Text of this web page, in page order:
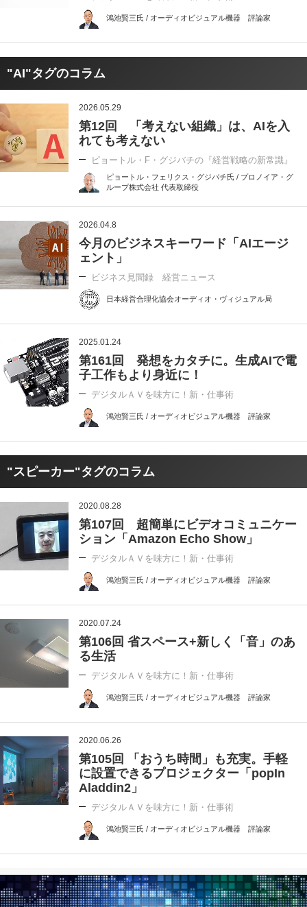
鴻池賢三氏 / オーディオビジュアル機器 評論家
"AI"タグのコラム
2026.05.29
第12回 「考えない組織」は、AIを入
れても考えない
ピョートル・F・グジバチの『経営戦略の新常識』
ピョートル・フェリクス・グジバチ氏 / プロノイア・グ
ループ株式会社 代表取締役
2026.04.8
今月のビジネスキーワード「AIエージ
ェント」
ビジネス見聞録 経営ニュース
日本経営合理化協会オーディオ・ヴィジュアル局
2025.01.24
第161回 発想をカタチに。生成AIで電
子工作もより身近に！
デジタルＡＶを味方に！新・仕事術
鴻池賢三氏 / オーディオビジュアル機器 評論家
"スピーカー"タグのコラム
2020.08.28
第107回 超簡単にビデオコミュニケー
ション「Amazon Echo Show」
デジタルＡＶを味方に！新・仕事術
鴻池賢三氏 / オーディオビジュアル機器 評論家
2020.07.24
第106回 省スペース+新しく「音」のあ
る生活
デジタルＡＶを味方に！新・仕事術
鴻池賢三氏 / オーディオビジュアル機器 評論家
2020.06.26
第105回 「おうち時間」も充実。手軽
に設置できるプロジェクター「popIn
Aladdin2」
デジタルＡＶを味方に！新・仕事術
鴻池賢三氏 / オーディオビジュアル機器 評論家